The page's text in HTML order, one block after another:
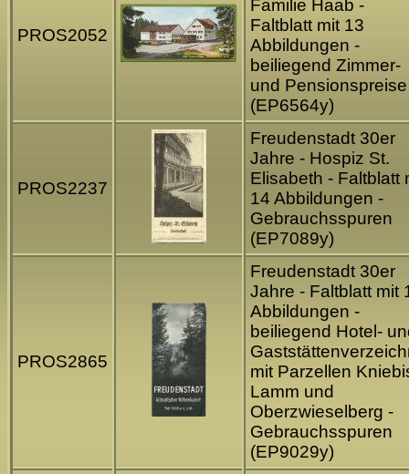
PROS2052
Familie Haab -
Faltblatt mit 13
Abbildungen -
beiliegend Zimmer-
und Pensionspreise
(EP6564y)
PROS2237
Freudenstadt 30er
Jahre - Hospiz St.
Elisabeth - Faltblatt
14 Abbildungen -
Gebrauchsspuren
(EP7089y)
PROS2865
Freudenstadt 30er
Jahre - Faltblatt mit
Abbildungen -
beiliegend Hotel-
mit Parzellen
Lamm und
Oberzwieselberg -
Gebrauchsspuren
(EP9029y)